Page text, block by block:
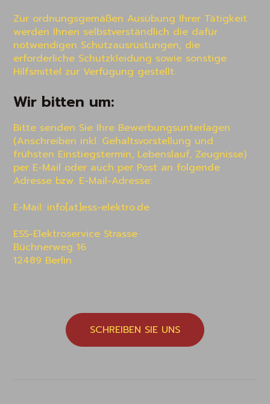
Zur ordnungsgemäßen Ausübung Ihrer Tätigkeit
werden Ihnen selbstverständlich die dafür
notwendigen Schutzausrüstungen, die
erforderliche Schutzkleidung sowie sonstige
Hilfsmittel zur Verfügung gestellt.
Wir bitten um:
Bitte senden Sie Ihre Bewerbungsunterlagen
(Anschreiben inkl. Gehaltsvorstellung und
frühsten Einstiegstermin, Lebenslauf, Zeugnisse)
per E-Mail oder auch per Post an folgende
Adresse bzw. E-Mail-Adresse:
E-Mail: info[at]ess-elektro.de
ESS-Elektroservice Strasse
Büchnerweg 16
12489 Berlin
SCHREIBEN SIE UNS